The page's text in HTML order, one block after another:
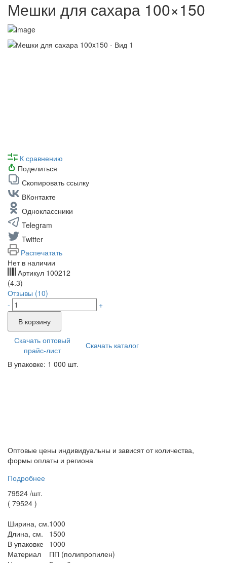
Мешки для сахара 100×150
К сравнению
Поделиться
Скопировать ссылку
ВКонтакте
Одноклассники
Telegram
Twitter
Распечатать
Нет в наличии
Артикул 100212
(4.3)
Отзывы (10)
-
+
В корзину
Скачать оптовый
прайс-лист
Скачать каталог
В упаковке: 1 000 шт.
Оптовые цены индивидуальны и зависят от количества,
формы оплаты и региона
Подробнее
79524 /шт.
( 79524 )
Ширина, см.1000
Длина, см.
1500
В упаковке 1000
Материал
ПП (полипропилен)